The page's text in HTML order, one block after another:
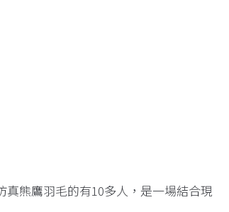
熊鷹羽毛的有10多人，是一場結合現